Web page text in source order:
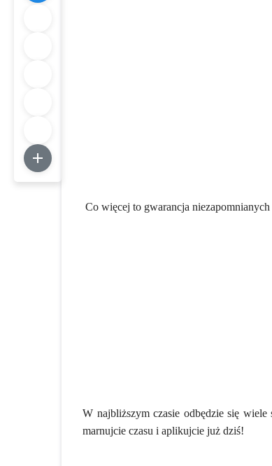
Co więcej to gwarancja
W najbliższym czasie odbędzie się
marnujcie czasu i aplikujcie już dziś!